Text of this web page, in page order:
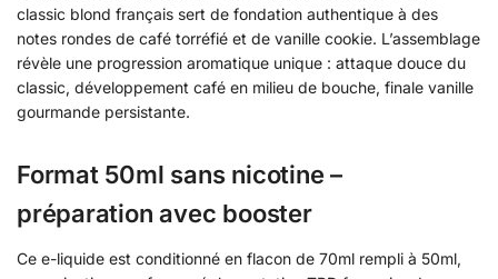
classic blond français sert de fondation authentique à des
notes rondes de café torréfié et de vanille cookie. L’assemblage
révèle une progression aromatique unique : attaque douce du
classic, développement café en milieu de bouche, finale vanille
gourmande persistante.
Format 50ml sans nicotine –
préparation avec booster
Ce e-liquide est conditionné en flacon de 70ml rempli à 50ml,